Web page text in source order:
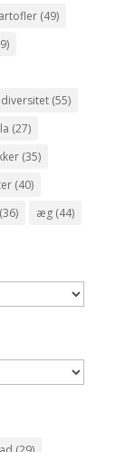
(49)
(55)
(27)
(35)
(40)
æg(44)